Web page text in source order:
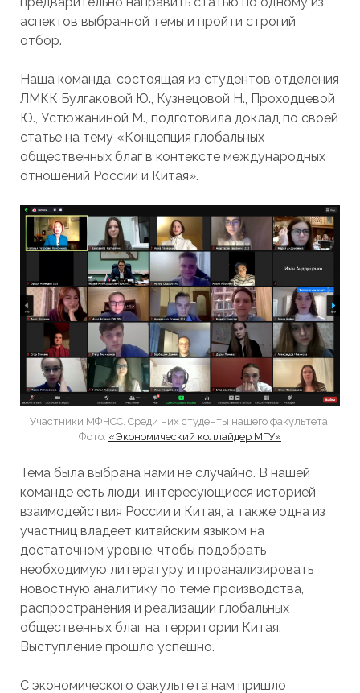
аспектов выбранной темы и пройти строгий
отбор.
Наша команда, состоящая из студентов отделения
ЛМКК Булгаковой Ю., Кузнецовой Н., Проходцевой
Ю., Устюжаниной М., подготовила доклад по своей
статье на тему «Концепция глобальных
общественных благ в контексте международных
отношений России и Китая».
Участники МФНСС. Среди них студенты нашего факультета.
Фото: «Экономический коллайдер МГУ»
Тема была выбрана нами не случайно. В нашей
команде есть люди, интересующиеся историей
взаимодействия России и Китая, а также одна из
участниц владеет китайским языком на
достаточном уровне, чтобы подобрать
необходимую литературу и проанализировать
новостную аналитику по теме производства,
распространения и реализации глобальных
общественных благ на территории Китая.
Выступление прошло успешно.
С экономического факультета нам пришло